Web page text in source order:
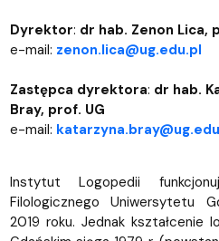
Dyrektor: dr hab. Zenon Lica,
e-mail: zenon.lica@ug.edu.pl
Zastępca dyrektora: dr hab.
Bray, prof. UG
e-mail:
Instytut Logopedii
Filologicznego Uniwersytetu
2019 roku. Jednak kształcenie